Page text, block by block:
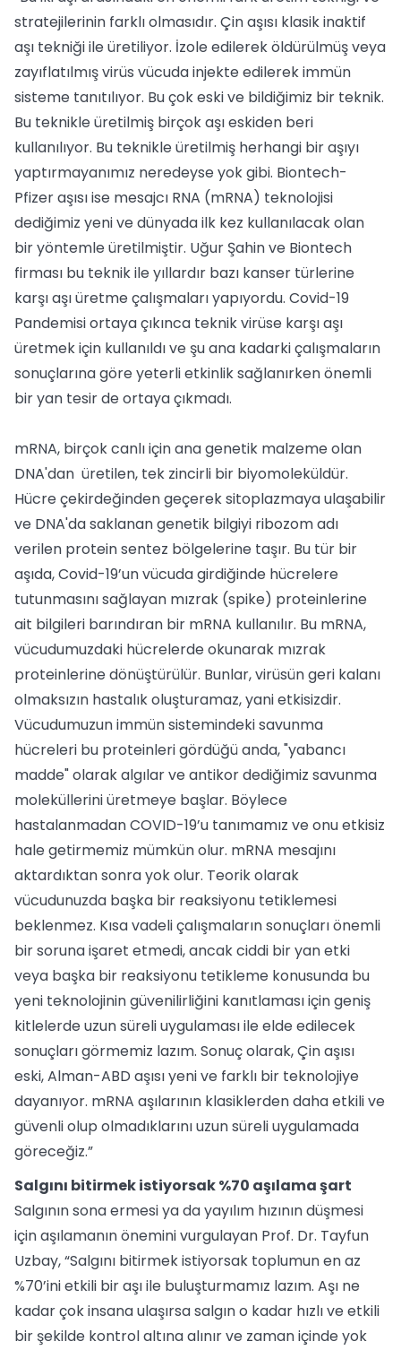
stratejilerinin farklı olmasıdır. Çin aşısı klasik inaktif
aşı tekniği ile üretiliyor. İzole edilerek öldürülmüş veya
zayıflatılmış virüs vücuda injekte edilerek immün
sisteme tanıtılıyor. Bu çok eski ve bildiğimiz bir teknik.
Bu teknikle üretilmiş birçok aşı eskiden beri
kullanılıyor. Bu teknikle üretilmiş herhangi bir aşıyı
yaptırmayanımız neredeyse yok gibi. Biontech-
Pfizer aşısı ise mesajcı RNA (mRNA) teknolojisi
dediğimiz yeni ve dünyada ilk kez kullanılacak olan
bir yöntemle üretilmiştir. Uğur Şahin ve Biontech
firması bu teknik ile yıllardır bazı kanser türlerine
karşı aşı üretme çalışmaları yapıyordu. Covid-19
Pandemisi ortaya çıkınca teknik virüse karşı aşı
üretmek için kullanıldı ve şu ana kadarki çalışmaların
sonuçlarına göre yeterli etkinlik sağlanırken önemli
bir yan tesir de ortaya çıkmadı.
mRNA, birçok canlı için ana genetik malzeme olan
DNA'dan üretilen, tek zincirli bir biyomoleküldür.
Hücre çekirdeğinden geçerek sitoplazmaya ulaşabilir
ve DNA'da saklanan genetik bilgiyi ribozom adı
verilen protein sentez bölgelerine taşır. Bu tür bir
aşıda, Covid-19’un vücuda girdiğinde hücrelere
tutunmasını sağlayan mızrak (spike) proteinlerine
ait bilgileri barındıran bir mRNA kullanılır. Bu mRNA,
vücudumuzdaki hücrelerde okunarak mızrak
proteinlerine dönüştürülür. Bunlar, virüsün geri kalanı
olmaksızın hastalık oluşturamaz, yani etkisizdir.
Vücudumuzun immün sistemindeki savunma
hücreleri bu proteinleri gördüğü anda, "yabancı
madde" olarak algılar ve antikor dediğimiz savunma
moleküllerini üretmeye başlar. Böylece
hastalanmadan COVID-19’u tanımamız ve onu etkisiz
hale getirmemiz mümkün olur. mRNA mesajını
aktardıktan sonra yok olur. Teorik olarak
vücudunuzda başka bir reaksiyonu tetiklemesi
beklenmez. Kısa vadeli çalışmaların sonuçları önemli
bir soruna işaret etmedi, ancak ciddi bir yan etki
veya başka bir reaksiyonu tetikleme konusunda bu
yeni teknolojinin güvenilirliğini kanıtlaması için geniş
kitlelerde uzun süreli uygulaması ile elde edilecek
sonuçları görmemiz lazım. Sonuç olarak, Çin aşısı
eski, Alman-ABD aşısı yeni ve farklı bir teknolojiye
dayanıyor. mRNA aşılarının klasiklerden daha etkili ve
güvenli olup olmadıklarını uzun süreli uygulamada
göreceğiz.”
Salgını bitirmek istiyorsak %70 aşılama şart
Salgının sona ermesi ya da yayılım hızının düşmesi
için aşılamanın önemini vurgulayan Prof. Dr. Tayfun
Uzbay, “Salgını bitirmek istiyorsak toplumun en az
%70’ini etkili bir aşı ile buluşturmamız lazım. Aşı ne
kadar çok insana ulaşırsa salgın o kadar hızlı ve etkili
bir şekilde kontrol altına alınır ve zaman içinde yok